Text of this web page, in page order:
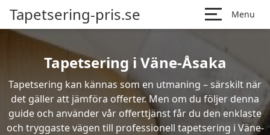
Tapetsering-pris.se Menu
Tapetsering i Väne-Åsaka
Tapetsering kan kännas som en utmaning – särskilt när
det gäller att jämföra offerter. Men om du följer denna
guide och använder vår offerttjänst får du den enklaste
och tryggaste vägen till professionell tapetsering i Väne-